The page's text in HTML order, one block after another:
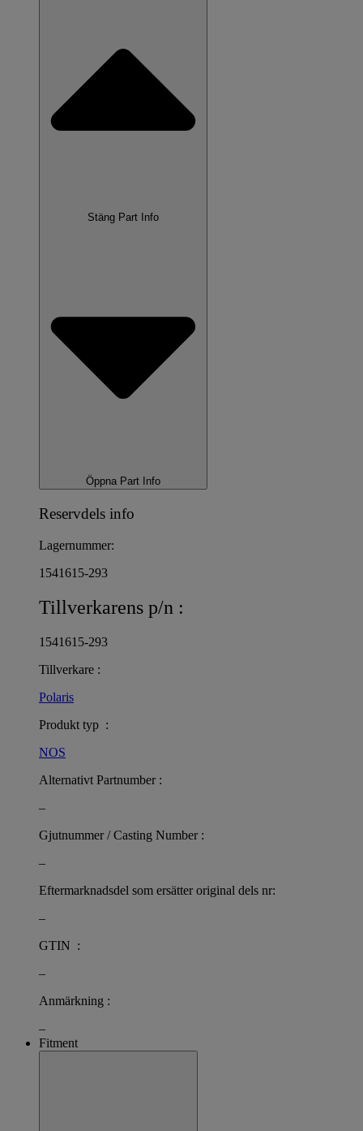
Stäng Part Info
Öppna Part Info
Reservdels info
Lagernummer:
1541615-293
Tillverkarens p/n :
1541615-293
Tillverkare :
Polaris
Produkt typ :
NOS
Alternativt Partnumber :
–
Gjutnummer / Casting Number :
–
Eftermarknadsdel som ersätter original dels nr:
–
GTIN :
–
Anmärkning :
–
Fitment